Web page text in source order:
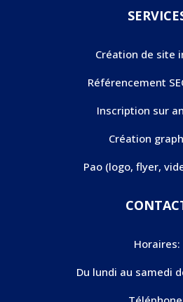
Création de site
Référencement
Inscription sur
Création
Pao (logo, flyer,
Horaires:
Du lundi au samedi